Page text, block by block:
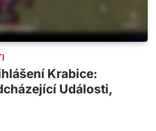
Krabice:
Události,